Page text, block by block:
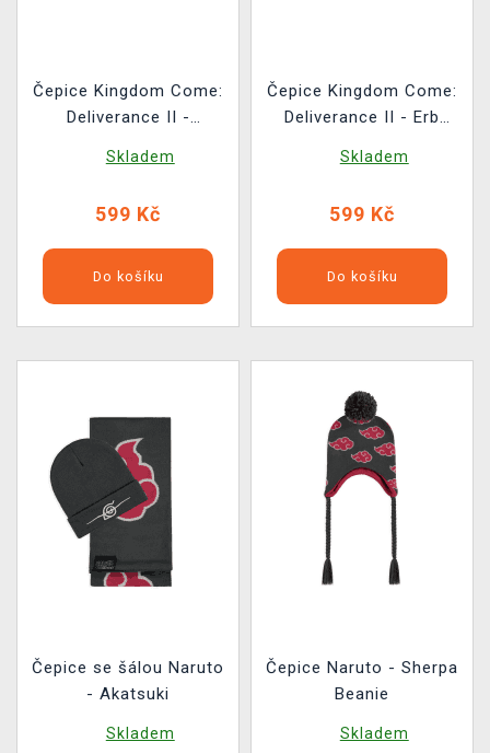
Čepice Kingdom Come:
Deliverance II -
Fortuna Iuvat
Skladem
599 Kč
Do košíku
Čepice Kingdom Come:
Deliverance II - Erb
Pirkštejna
Skladem
599 Kč
Do košíku
Čepice se šálou Naruto
- Akatsuki
Skladem
Čepice Naruto - Sherpa
Beanie
Skladem